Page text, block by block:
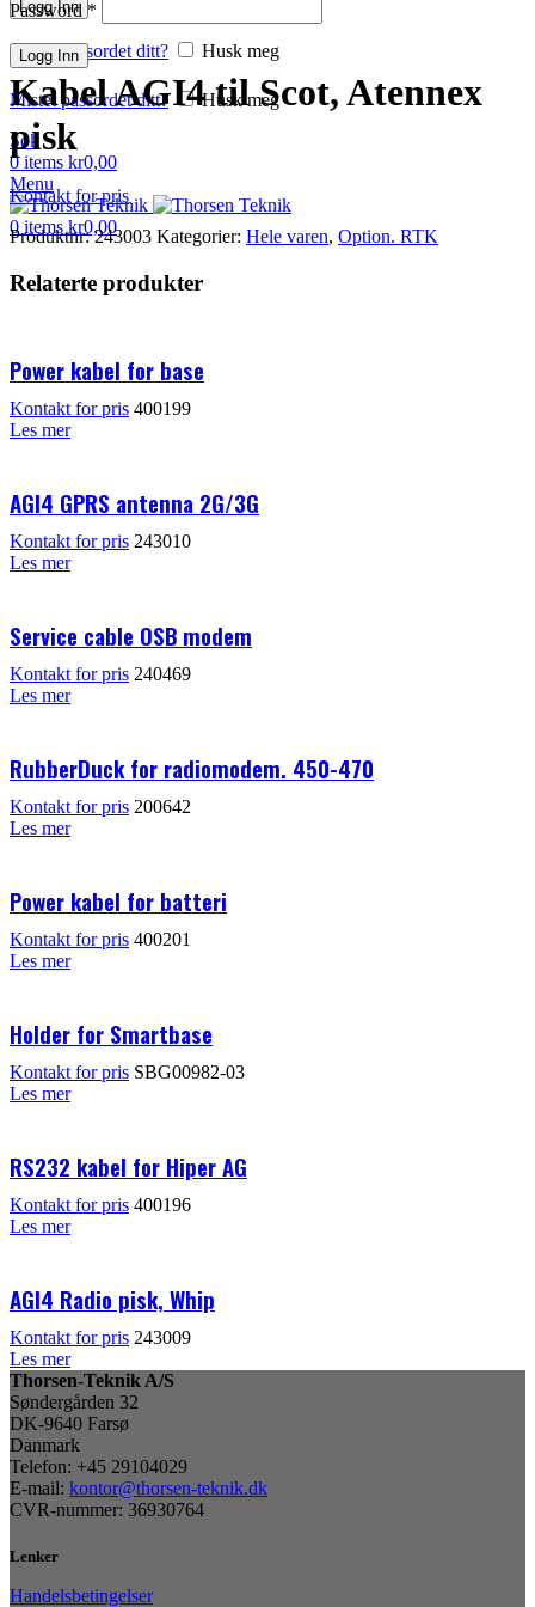
Logg Inn
Mistet passordet ditt? Husk meg
Password *
Logg Inn
Mistet passordet ditt?
Husk meg
Søk
0items kr0,00
Menu
0 items kr0,00
Kabel AGI4 til Scot, Atennex
pisk
Kontakt for pris
Produktnr:243003 Kategorier: Hele varen, Option. RTK
Relaterte produkter
Power kabel for base
Kontakt for pris 400199
Les mer
AGI4 GPRS antenna 2G/3G
Kontakt for pris 243010
Les mer
Service cable OSB modem
Kontakt for pris 240469
Les mer
RubberDuck for radiomodem. 450-470
Kontakt for pris 200642
Les mer
Power kabel for batteri
Kontakt for pris 400201
Les mer
Holder for Smartbase
Kontakt for pris SBG00982-03
Les mer
RS232 kabel for Hiper AG
Kontakt for pris 400196
Les mer
AGI4 Radio pisk, Whip
Kontakt for pris 243009
Les mer
Thorsen-Teknik A/S
Søndergården 32
DK-9640 Farsø
Danmark
Telefon: +45 29104029
E-mail: kontor@thorsen-teknik.dk
CVR-nummer: 36930764
Lenker
Handelsbetingelser